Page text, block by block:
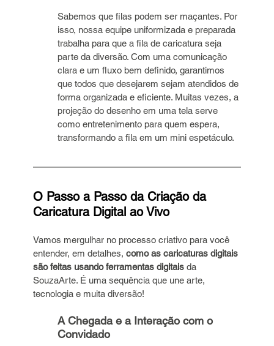
Sabemos que filas podem ser maçantes. Por
isso, nossa equipe uniformizada e preparada
trabalha para que a fila de caricatura seja
parte da diversão. Com uma comunicação
clara e um fluxo bem definido, garantimos
que todos que desejarem sejam atendidos de
forma organizada e eficiente. Muitas vezes, a
projeção do desenho em uma tela serve
como entretenimento para quem espera,
transformando a fila em um mini espetáculo.
O Passo a Passo da Criação da
Caricatura Digital ao Vivo
Vamos mergulhar no processo criativo para você
entender, em detalhes, como as caricaturas digitais
são feitas usando ferramentas digitais da
SouzaArte. É uma sequência que une arte,
tecnologia e muita diversão!
A Chegada e a Interação com o
Convidado